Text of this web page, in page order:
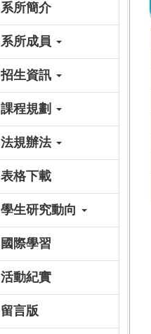
系所簡介
系所成員
招生資訊
課程規劃
法規辦法
表格下載
學生研究動向
國際學習
活動紀實
留言版